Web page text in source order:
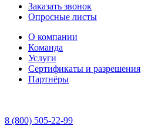
Заказать звонок
Опросные листы
О компании
Команда
Услуги
Сертификаты и разрешения
Партнёры
8 (800) 505-22-99